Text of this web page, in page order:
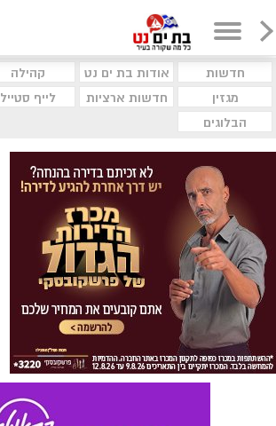
חדשות אודות בת ים נט קהילה
מגזין
חדשות ארציות לייף סטייל
הבלוגים